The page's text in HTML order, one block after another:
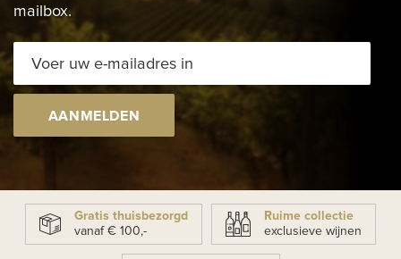
mailbox.
AANMELDEN
Gratis thuisbezorgd
vanaf € 100,-
Ruime collectie
exclusieve wijnen